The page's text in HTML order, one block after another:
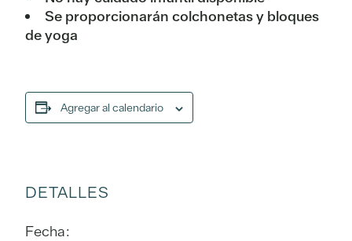
Se proporcionarán colchonetas y bloques
de yoga
Agregar al calendario
DETALLES
Fecha: